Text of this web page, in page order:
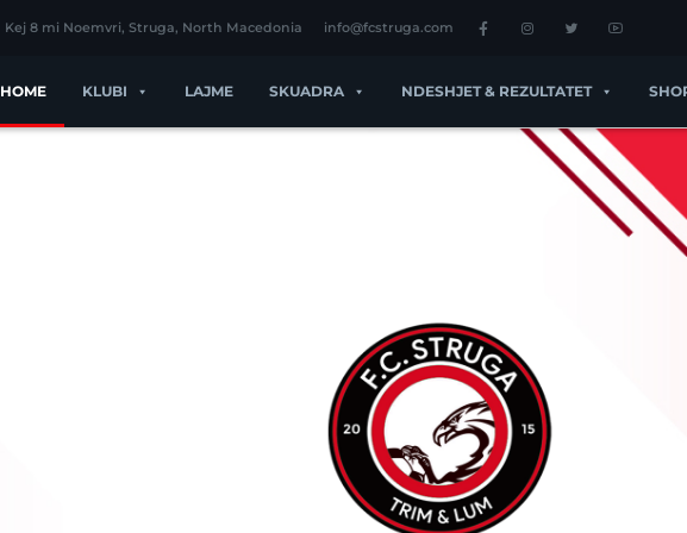
Kej 8 mi Noemvri, Struga, North Macedonia info@fcstruga.com
HOME KLUBI LAJME SKUADRA NDESHJET & REZULTATET